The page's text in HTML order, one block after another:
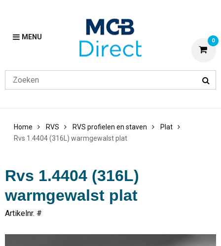
MENU 0
Home RVS RVS profielen en staven
Plat
Rvs 1.4404 (316L) warmgewalst plat
Rvs 1.4404 (316L)
warmgewalst plat
Artikelnr. #